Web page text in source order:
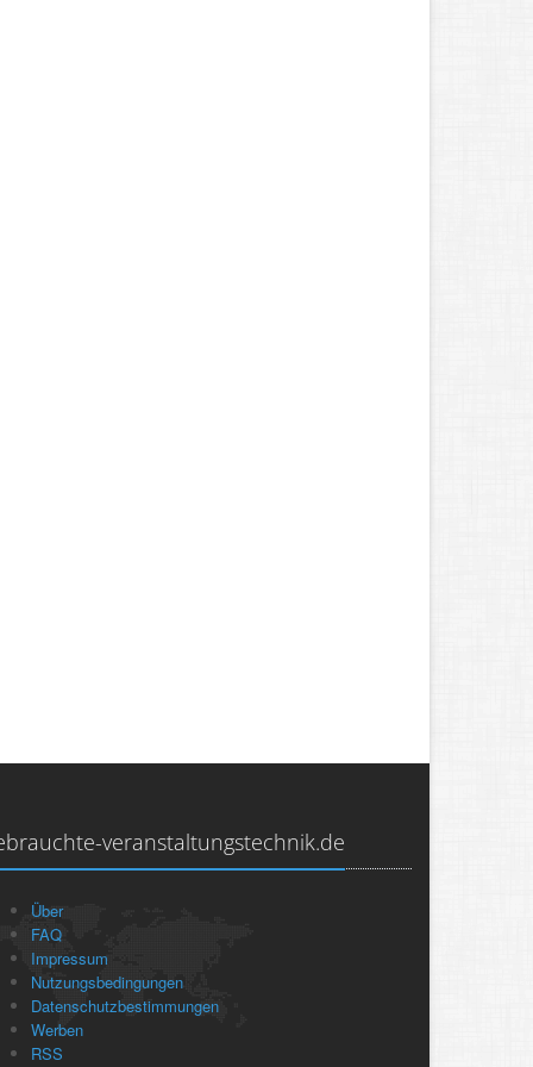
veranstaltungstechnik.de
Über
FAQ
Impressum
Nutzungsbedingungen
Datenschutzbestimmungen
Werben
RSS